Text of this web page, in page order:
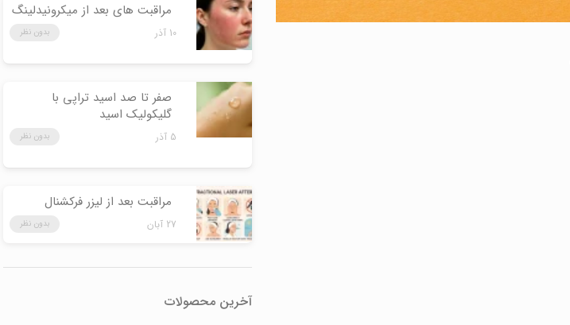
مراقبت های بعد از میکرونیدلینگ
10 آذر بدون نظر
صفر تا صد اسید تراپی با
گلیکولیک اسید
5 آذر بدون نظر
مراقبت بعد از لیزر فرکشنال
27 آبان بدون نظر
آخرین محصولات